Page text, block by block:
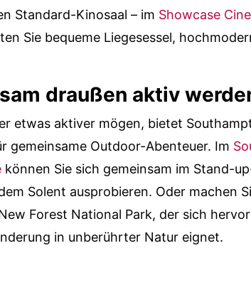
Standard-Kinosaal – im Showcase
Sie bequeme Liegesessel,
draußen aktiv
etwas aktiver mögen, bietet
gemeinsame Outdoor-Abenteuer. Im
können Sie sich gemeinsam im Stand-
Solent ausprobieren. Oder machen
Forest National Park, der sich
in unberührter Natur eignet.